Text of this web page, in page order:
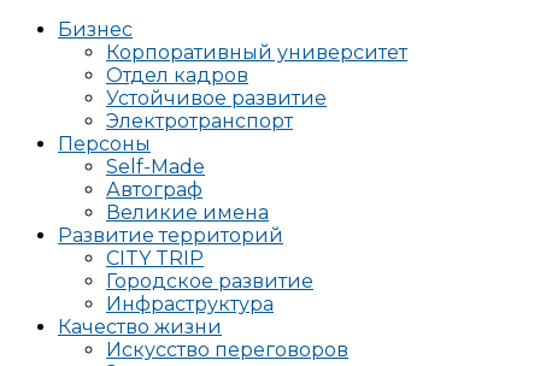
Бизнес
Корпоративный университет
Отдел кадров
Устойчивое развитие
Электротранспорт
Персоны
Self-Made
Автограф
Великие имена
Развитие территорий
CITY TRIP
Городское развитие
Инфраструктура
Качество жизни
Искусство переговоров